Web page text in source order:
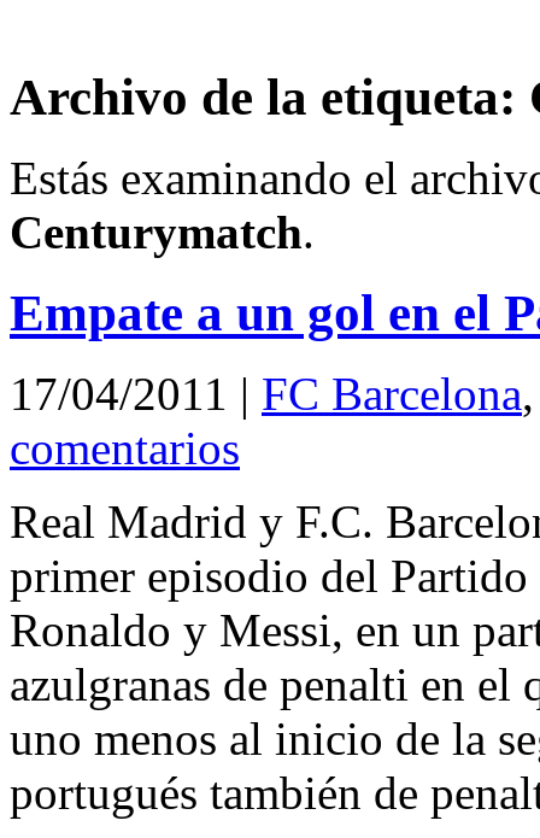
Archivo de la etiqueta:
Estás examinando el
Centurymatch.
Empate a un gol en el
17/04/2011 | FC Barcelona
comentarios
Real Madrid y F.C.
primer episodio del
Ronaldo y Messi, en un
azulgranas de penalti en el
uno menos al inicio de la
portugués también de